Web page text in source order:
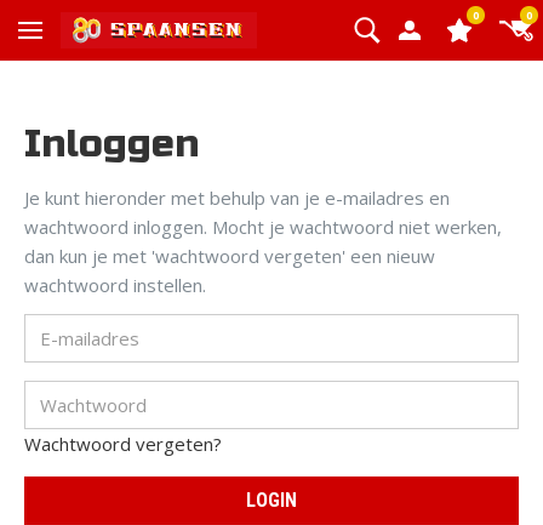
0 0
Inloggen
Je kunt hieronder met behulp van je e-mailadres en
wachtwoord inloggen. Mocht je wachtwoord niet werken,
dan kun je met 'wachtwoord vergeten' een nieuw
wachtwoord instellen.
Wachtwoord vergeten?